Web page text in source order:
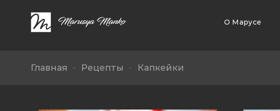
content
О Марусе
Главная - Рецепты - Капкейки